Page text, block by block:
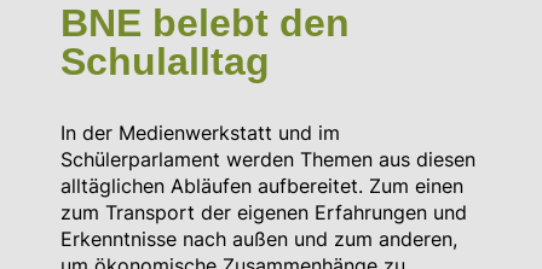
BNE belebt den
Schulalltag
In der Medienwerkstatt und im
Schülerparlament werden Themen aus diesen
alltäglichen Abläufen aufbereitet. Zum einen
zum Transport der eigenen Erfahrungen und
Erkenntnisse nach außen und zum anderen,